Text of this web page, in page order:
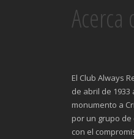
Acerca
El Club Always
de abril de
monumento a
por un grupo
con el